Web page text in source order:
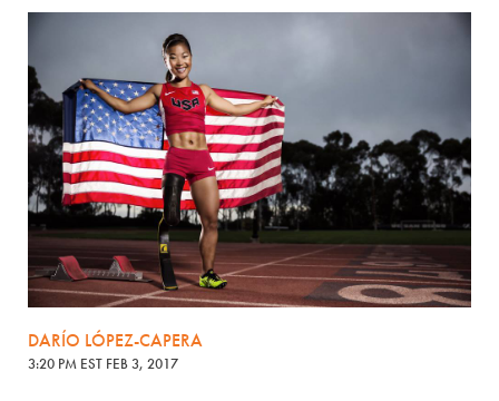
DARÍO LÓPEZ-CAPERA
3:20 PM EST FEB 3, 2017